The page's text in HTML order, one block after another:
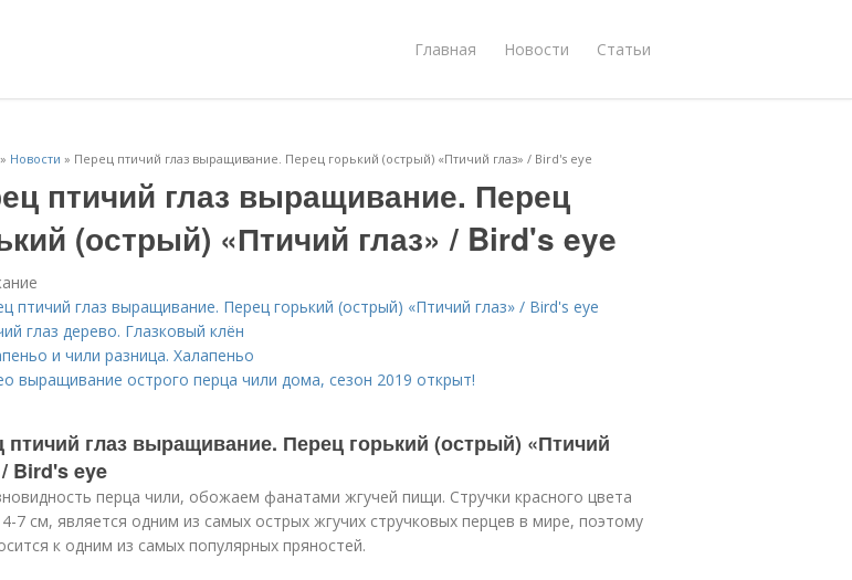
Главная Новости Статьи
» Новости » Перец птичий глаз выращивание. Перец горький (острый) «Птичий глаз» / Bird's eye
птичий глаз выращивание. Перец
(острый) «Птичий глаз» / Bird's eye
птичий глаз выращивание. Перец горький (острый) «Птичий глаз» / Bird's eye
глаз дерево. Глазковый клён
и чили разница. Халапеньо
выращивание острого перца чили дома, сезон 2019 открыт!
птичий глаз выращивание. Перец горький (острый) «Птичий
/ Bird's eye
перца чили, обожаем фанатами жгучей пищи. Стручки красного цвета
7 см, является одним из самых острых жгучих стручковых перцев в мире, поэтому
к одним из самых популярных пряностей.